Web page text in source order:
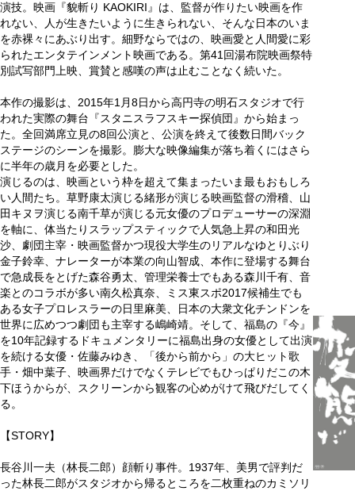
演技。映画『貌斬り KAOKIRI』は、監督が作りたい映画を作
れない、人が生きたいように生きられない、そんな日本のいま
を赤裸々にあぶり出す。細野ならではの、映画愛と人間愛に彩
られたエンタテインメント映画である。第41回湯布院映画祭特
別試写部門上映、賞賛と感嘆の声は止むことなく続いた。
本作の撮影は、2015年1月8日から高円寺の明石スタジオで行
われた実際の舞台『スタニスラフスキー探偵団』から始まっ
た。全回満席立見の8回公演と、公演を終えて後数日間バック
ステージのシーンを撮影。膨大な映像編集が落ち着くにはさら
に半年の歳月を必要とした。
演じるのは、映画という枠を超えて集まったいま最もおもしろ
い人間たち。草野康太演じる緒形が演じる映画監督の滑稽、山
田キヌヲ演じる南千草が演じる元女優のプロデューサーの深淵
を軸に、体当たりスラップスティックで人気急上昇の和田光
沙、劇団主宰・映画監督かつ現役大学生のリアルなゆとりぶり
金子鈴幸、ナレーターが本業の向山智成、本作に登場する舞台
で急成長をとげた森谷勇太、管理栄養士でもある森川千有、音
楽とのコラボが多い南久松真奈、ミス東スポ2017候補生でも
ある女子プロレスラーの日里麻美、日本の大衆文化チンドンを
世界に広めつつ劇団も主宰する嶋崎靖。そして、福島の『今』
を10年記録するドキュメンタリーに福島出身の女優として出演
を続ける女優・佐藤みゆき、「後から前から」の大ヒット歌
手・畑中葉子、映画界だけでなくテレビでもひっぱりだこの木
下ほうからが、スクリーンから観客の心めがけて飛びだしてく
る。
【STORY】
長谷川一夫（林長二郎）顔斬り事件。1937年、美男で評判だ
った林長二郎がスタジオから帰るところを二枚重ねのカミソリ